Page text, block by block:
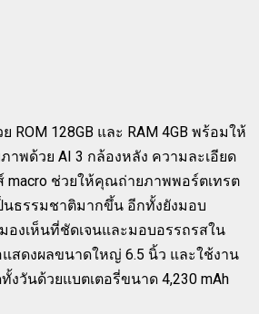
ROM 128GB และ RAM 4GB พร้อมให้
พด้วย AI 3 กล้องหลัง ความละเอียด
macro ช่วยให้คุณถ่ายภาพพอร์ตเทรต
นธรรมชาติมากขึ้น อีกทั้งยังมอบ
งเห็นที่ชัดเจนและมอบอรรถรสใน
สดงผลขนาดใหญ่ 6.5 นิ้ว และใช้งาน
งวันด้วยแบตเตอรี่ขนาด 4,230 mAh